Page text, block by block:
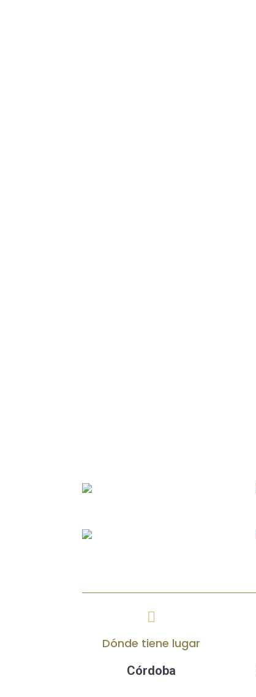

Dónde tiene lugar
Córdoba